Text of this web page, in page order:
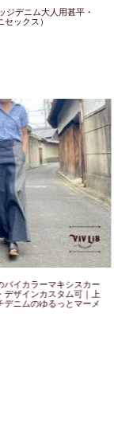
ジデニム大人用甚平・
ックス）
スカー
可｜上
マーメ
岡山デニム
ズ・デザイ
ッチデニム